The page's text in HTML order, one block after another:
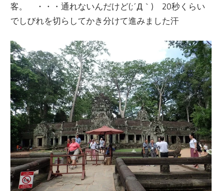
客。 ・・・通れないんだけど(;´Д｀) 20秒くらい
でしびれを切らしてかき分けて進みました汗